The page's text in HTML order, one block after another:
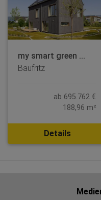
my smart green ...
Baufritz
ab 695.762 €
188,96 m²
Details